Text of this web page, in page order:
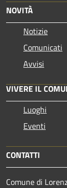
NOVITÀ
Notizie
Comunicati
Avvisi
VIVERE IL
Luoghi
Eventi
CONTATTI
Comune di